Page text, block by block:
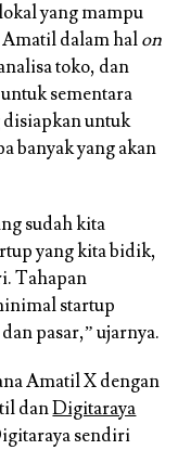
yangmampu
dalam halon
toko, dan
sementara
disiapkan untuk
banyak yang akan
sudah kita
yang kita bidik,
Tahapan
startup
pasar,” ujarnya.
Amatil X dengan
danDigitaraya
sendiri